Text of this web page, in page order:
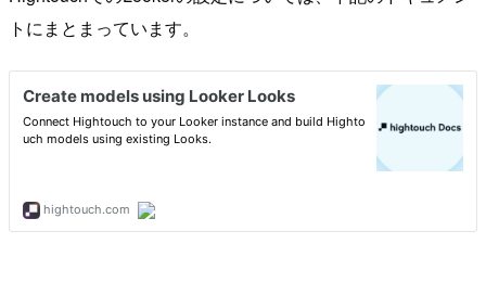
トにまとまっています。